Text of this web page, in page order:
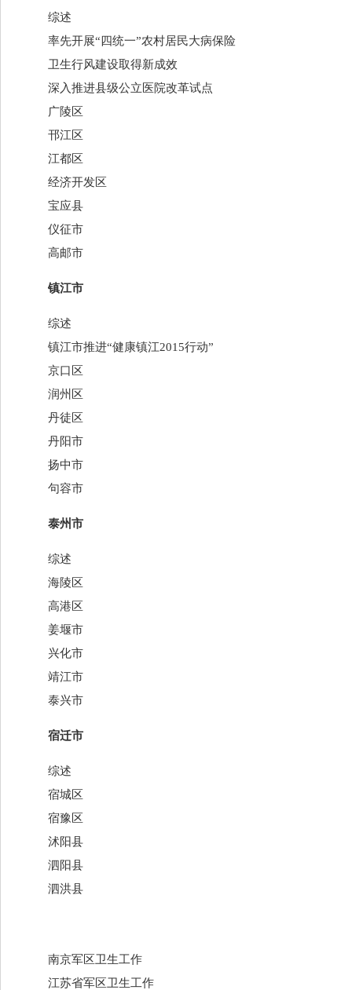
综述
率先开展“四统一”农村居民大病保险
卫生行风建设取得新成效
深入推进县级公立医院改革试点
广陵区
邗江区
江都区
经济开发区
宝应县
仪征市
高邮市
镇江市
综述
镇江市推进“健康镇江2015行动”
京口区
润州区
丹徒区
丹阳市
扬中市
句容市
泰州市
综述
海陵区
高港区
姜堰市
兴化市
靖江市
泰兴市
宿迁市
综述
宿城区
宿豫区
沭阳县
泗阳县
泗洪县
南京军区卫生工作
江苏省军区卫生工作